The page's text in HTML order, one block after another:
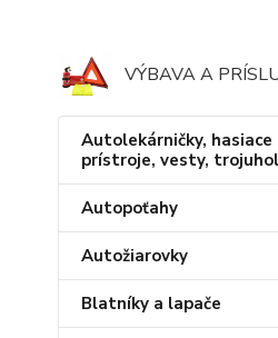
VÝBAVA A
Autolekárničky, hasiace
prístroje, vesty,
Autopoťahy
Autožiarovky
Blatníky a lapače